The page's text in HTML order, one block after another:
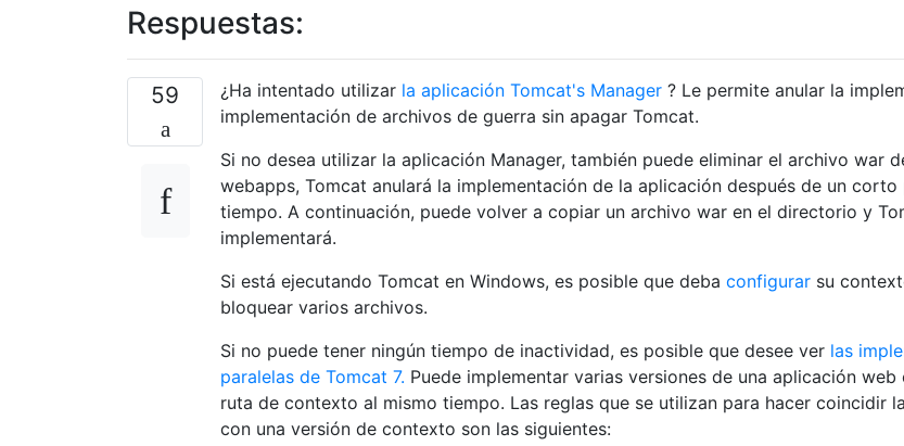
Respuestas:
59 ¿Ha intentado utilizar la aplicación Tomcat's Manager ? Le permite anular la
implementación de archivos de guerra sin apagar Tomcat.
Si no desea utilizar la aplicación Manager, también puede eliminar el archivo war
webapps, Tomcat anulará la implementación de la aplicación después de un
tiempo. A continuación, puede volver a copiar un archivo war en el directorio y
implementará.
Si está ejecutando Tomcat en Windows, es posible que deba configurar su
bloquear varios archivos.
Si no puede tener ningún tiempo de inactividad, es posible que desee ver las
paralelas de Tomcat 7. Puede implementar varias versiones de una aplicación web
ruta de contexto al mismo tiempo. Las reglas que se utilizan para hacer coincidir
con una versión de contexto son las siguientes: